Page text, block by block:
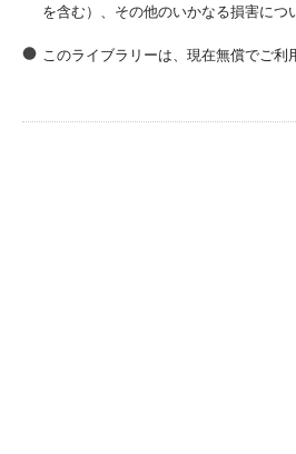
を含む）、その他のいかなる損害に
このライブラリーは、現在無償でご